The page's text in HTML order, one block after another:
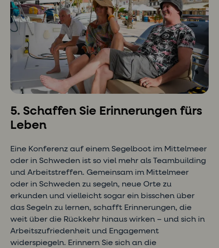
5. Schaffen Sie Erinnerungen fürs
Leben
Eine Konferenz auf einem Segelboot im Mittelmeer
oder in Schweden ist so viel mehr als Teambuilding
und Arbeitstreffen. Gemeinsam im Mittelmeer
oder in Schweden zu segeln, neue Orte zu
erkunden und vielleicht sogar ein bisschen über
das Segeln zu lernen, schafft Erinnerungen, die
weit über die Rückkehr hinaus wirken – und sich in
Arbeitszufriedenheit und Engagement
widerspiegeln. Erinnern Sie sich an die